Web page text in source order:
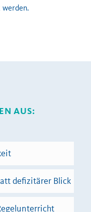
AUS:
defizitärer Blick